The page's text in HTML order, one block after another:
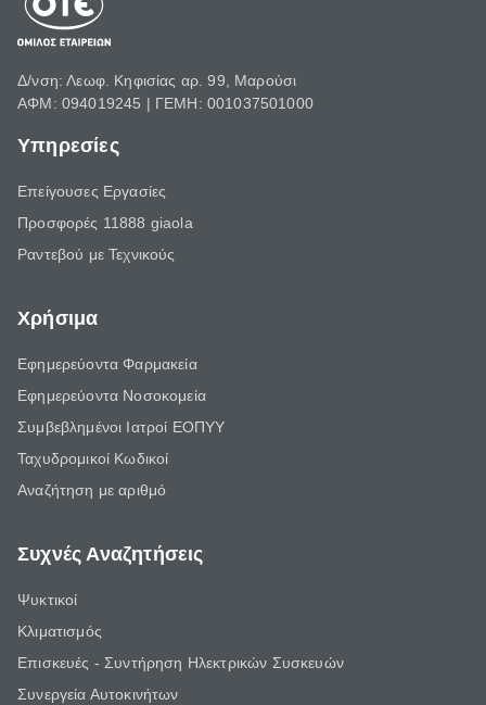
Δ/νση: Λεωφ. Κηφισίας αρ. 99, Μαρούσι
ΑΦΜ: 094019245 | ΓΕΜΗ: 001037501000
Υπηρεσίες
Επείγουσες Εργασίες
Προσφορές 11888 giaola
Ραντεβού με Τεχνικούς
Χρήσιμα
Εφημερεύοντα Φαρμακεία
Εφημερεύοντα Νοσοκομεία
Συμβεβλημένοι Ιατροί ΕΟΠΥΥ
Ταχυδρομικοί Κωδικοί
Αναζήτηση με αριθμό
Συχνές Αναζητήσεις
Ψυκτικοί
Κλιματισμός
Επισκευές - Συντήρηση Ηλεκτρικών Συσκευών
Συνεργεία Αυτοκινήτων